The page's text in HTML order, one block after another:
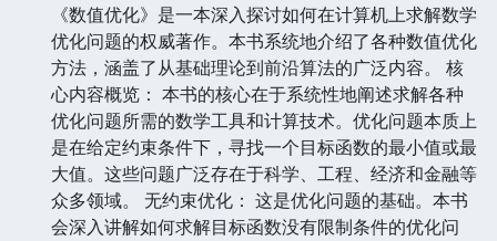
《数值优化》是一本深入探讨如何在计算机上求解数学
优化问题的权威著作。本书系统地介绍了各种数值优化
方法，涵盖了从基础理论到前沿算法的广泛内容。 核
心内容概览： 本书的核心在于系统性地阐述求解各种
优化问题所需的数学工具和计算技术。优化问题本质上
是在给定约束条件下，寻找一个目标函数的最小值或最
大值。这些问题广泛存在于科学、工程、经济和金融等
众多领域。 无约束优化： 这是优化问题的基础。本书
会深入讲解如何求解目标函数没有限制条件的优化问